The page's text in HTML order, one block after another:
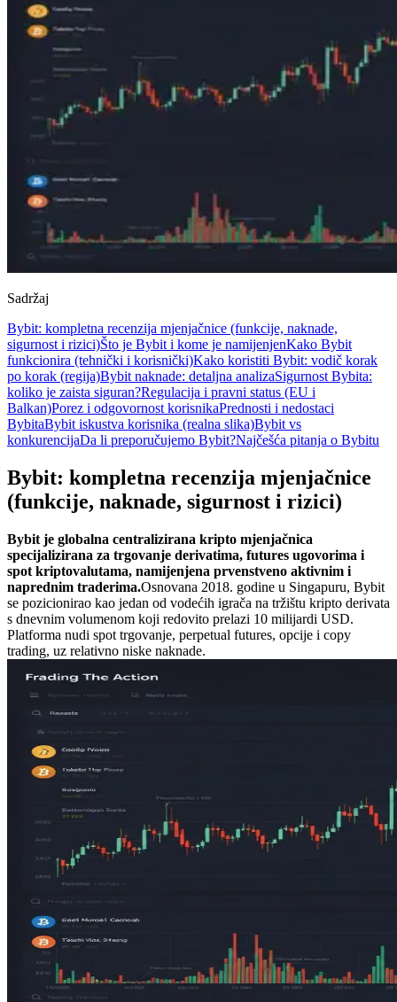
Sadržaj
Bybit: kompletna recenzija mjenjačnice (funkcije, naknade,
sigurnost i rizici)Što je Bybit i kome je namijenjenKako Bybit
funkcionira (tehnički i korisnički)Kako koristiti Bybit: vodič korak
po korak (regija)Bybit naknade: detaljna analizaSigurnost Bybita:
koliko je zaista siguran?Regulacija i pravni status (EU i
Balkan)Porez i odgovornost korisnikaPrednosti i nedostaci
BybitaBybit iskustva korisnika (realna slika)Bybit vs
konkurencijaDa li preporučujemo Bybit?Najčešća pitanja o Bybitu
Bybit: kompletna recenzija mjenjačnice
(funkcije, naknade, sigurnost i rizici)
Bybit je globalna centralizirana kripto mjenjačnica
specijalizirana za trgovanje derivatima, futures ugovorima i
spot kriptovalutama, namijenjena prvenstveno aktivnim i
naprednim traderima.Osnovana 2018. godine u Singapuru, Bybit
se pozicionirao kao jedan od vodećih igrača na tržištu kripto derivata
s dnevnim volumenom koji redovito prelazi 10 milijardi USD.
Platforma nudi spot trgovanje, perpetual futures, opcije i copy
trading, uz relativno niske naknade.